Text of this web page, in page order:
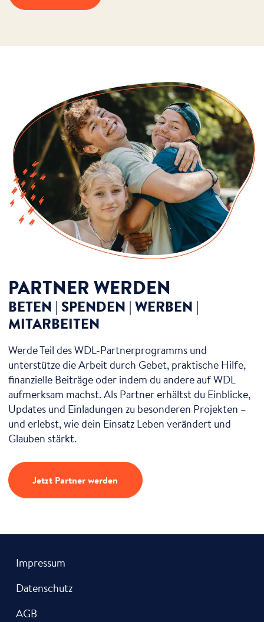
PARTNER WERDEN
BETEN | SPENDEN | WERBEN |
MITARBEITEN
Werde Teil des WDL-Partnerprogramms und
unterstütze die Arbeit durch Gebet, praktische Hilfe,
finanzielle Beiträge oder indem du andere auf WDL
aufmerksam machst. Als Partner erhältst du Einblicke,
Updates und Einladungen zu besonderen Projekten –
und erlebst, wie dein Einsatz Leben verändert und
Glauben stärkt.
Jetzt Partner werden
Impressum
Datenschutz
AGB